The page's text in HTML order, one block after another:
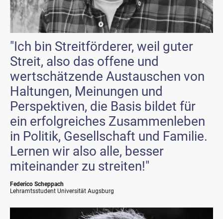
"Ich bin Streitförderer, weil guter
Streit, also das offene und
wertschätzende Austauschen von
Haltungen, Meinungen und
Perspektiven, die Basis bildet für
ein erfolgreiches Zusammenleben
in Politik, Gesellschaft und Familie.
Lernen wir also alle, besser
miteinander zu streiten!"
Federico Scheppach
Lehramtsstudent Universität Augsburg